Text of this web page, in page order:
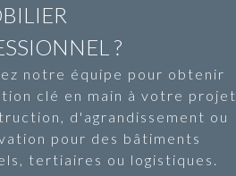
?
notre équipe pour obtenir
clé en main à votre projet
d'agrandissement ou
pour des bâtiments
tertiaires ou logistiques.